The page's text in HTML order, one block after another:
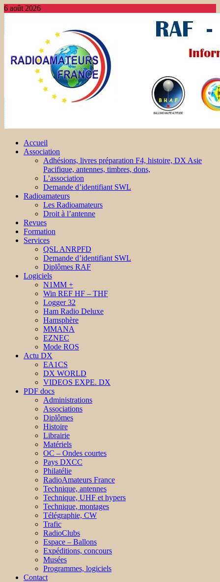
6 août 2026
Accueil
Association
Adhésions, livres préparation F4, histoire, DX Asie
Pacifique, antennes, timbres, dons,
L’association
Demande d’identifiant SWL
Radioamateurs
Les Radioamateurs
Droit à l’antenne
Revues
Formation
Services
QSL ANRPFD
Demande d’identifiant SWL
Diplômes RAF
Logiciels
N1MM +
Win REF HF – THF
Logger 32
Ham Radio Deluxe
Hamsphère
MMANA
EZNEC
Mode ROS
Actu DX
EA1CS
DX WORLD
VIDEOS EXPE. DX
PDF docs
Administrations
Associations
Diplômes
Histoire
Librairie
Matériels
OC – Ondes courtes
Pays DXCC
Philatélie
RadioAmateurs France
Technique, antennes
Technique, UHF et hypers
Technique, montages
Télégraphie, CW
Trafic
RadioClubs
Espace – Ballons
Expéditions, concours
Musées
Programmes, logiciels
Contact